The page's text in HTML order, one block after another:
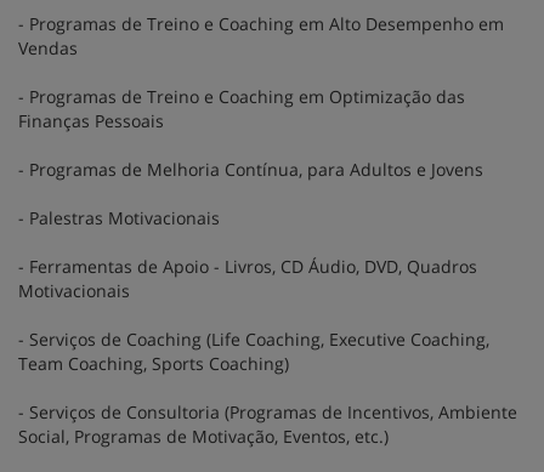
- Programas de Treino e Coaching em Alto Desempenho em
Vendas
- Programas de Treino e Coaching em Optimização das
Finanças Pessoais
- Programas de Melhoria Contínua, para Adultos e Jovens
- Palestras Motivacionais
- Ferramentas de Apoio - Livros, CD Áudio, DVD, Quadros
Motivacionais
- Serviços de Coaching (Life Coaching, Executive Coaching,
Team Coaching, Sports Coaching)
- Serviços de Consultoria (Programas de Incentivos, Ambiente
Social, Programas de Motivação, Eventos, etc.)